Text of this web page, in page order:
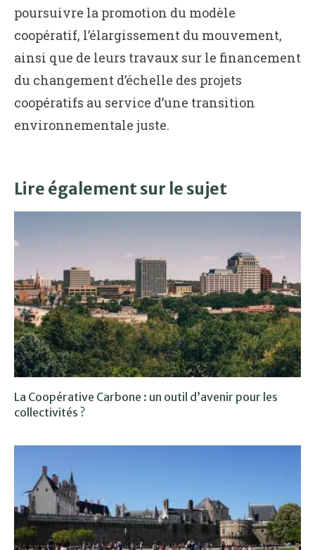
poursuivre la promotion du modèle
coopératif, l’élargissement du mouvement,
ainsi que de leurs travaux sur le financement
du changement d’échelle des projets
coopératifs au service d’une transition
environnementale juste.
Lire également sur le sujet
La Coopérative Carbone : un outil d’avenir pour les
collectivités ?